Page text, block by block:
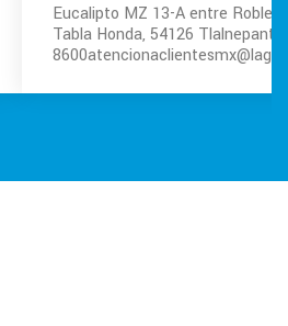
Roble y Ciprés, Col. Industrial
Mex.Tel. (55) 5039